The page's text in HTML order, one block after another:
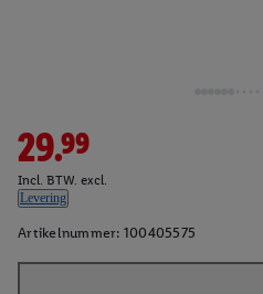
29.99
Incl. BTW. excl.
Levering
Artikelnummer: 100405575